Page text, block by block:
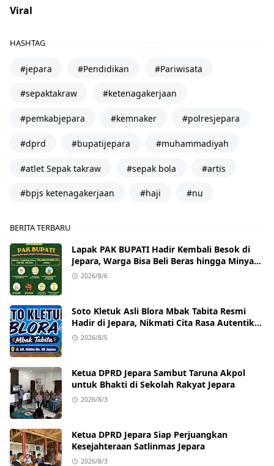
Viral
HASHTAG
#jepara #Pendidikan #Pariwisata
#sepaktakraw #ketenagakerjaan
#pemkabjepara #kemnaker #polresjepara
#dprd #bupatijepara #muhammadiyah
#atlet Sepak takraw #sepak bola #artis
#bpjs ketenagakerjaan #haji #nu
BERITA TERBARU
Lapak PAK BUPATI Hadir Kembali Besok di
Jepara, Warga Bisa Beli Beras hingga Minyak
Goreng dengan Harga Terjangkau
2026/8/6
Soto Kletuk Asli Blora Mbak Tabita Resmi
Hadir di Jepara, Nikmati Cita Rasa Autentik
Mulai Rp10 Ribu
2026/8/5
Ketua DPRD Jepara Sambut Taruna Akpol
untuk Bhakti di Sekolah Rakyat Jepara
2026/8/3
Ketua DPRD Jepara Siap Perjuangkan
Kesejahteraan Satlinmas Jepara
2026/8/3